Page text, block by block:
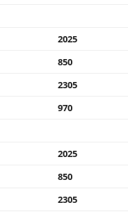
2025
850
2305
970
2025
850
2305